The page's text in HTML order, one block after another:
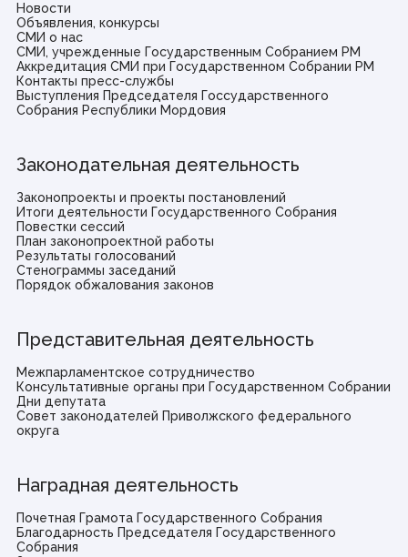
Новости
Объявления, конкурсы
СМИ о нас
СМИ, учрежденные Государственным Собранием РМ
Аккредитация СМИ при Государственном Собрании РМ
Контакты пресс-службы
Выступления Председателя Госсударственного
Собрания Республики Мордовия
Законодательная деятельность
Законопроекты и проекты постановлений
Итоги деятельности Государственного Собрания
Повестки сессий
План законопроектной работы
Результаты голосований
Стенограммы заседаний
Порядок обжалования законов
Представительная деятельность
Межпарламентское сотрудничество
Консультативные органы при Государственном Собрании
Дни депутата
Совет законодателей Приволжского федерального
округа
Наградная деятельность
Почетная Грамота Государственного Собрания
Благодарность Председателя Государственного
Собрания